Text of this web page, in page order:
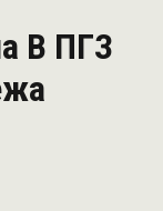
В ПГЗ